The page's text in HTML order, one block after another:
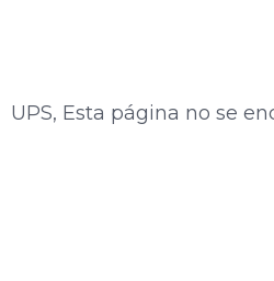
UPS, Esta página no se